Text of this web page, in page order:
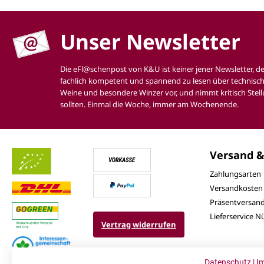
Unser Newsletter
Die eFl@schenpost von K&U ist keiner jener Newsletter,
fachlich kompetent und spannend zu lesen über
Weine und besondere Winzer vor, und nimmt kritisch
sollten. Einmal die Woche, immer am Wochenende.
Vertrag widerrufen
Versand
Zahlungsarten
Versandkosten
Präsentversand
Lieferservice